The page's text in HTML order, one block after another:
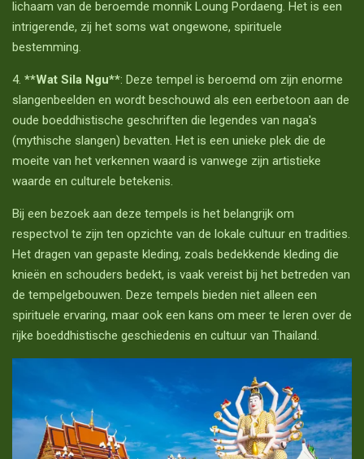
lichaam van de beroemde monnik Loung Pordaeng. Het is een
intrigerende, zij het soms wat ongewone, spirituele
bestemming.
4. **Wat Sila Ngu**: Deze tempel is beroemd om zijn enorme
slangenbeelden en wordt beschouwd als een eerbetoon aan de
oude boeddhistische geschriften die legendes van naga's
(mythische slangen) bevatten. Het is een unieke plek die de
moeite van het verkennen waard is vanwege zijn artistieke
waarde en culturele betekenis.
Bij een bezoek aan deze tempels is het belangrijk om
respectvol te zijn ten opzichte van de lokale cultuur en tradities.
Het dragen van gepaste kleding, zoals bedekkende kleding die
knieën en schouders bedekt, is vaak vereist bij het betreden van
de tempelgebouwen. Deze tempels bieden niet alleen een
spirituele ervaring, maar ook een kans om meer te leren over de
rijke boeddhistische geschiedenis en cultuur van Thailand.